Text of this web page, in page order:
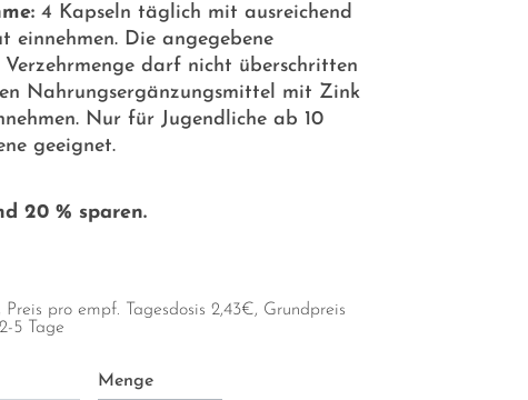
4 Kapseln täglich mit ausreichend
einnehmen. Die angegebene
darf nicht überschritten
Nahrungsergänzungsmittel mit Zink
Nur für Jugendliche ab 10
geeignet.
20 % sparen.
, Preis pro empf. Tagesdosis 2,43€, Grundpreis
5 Tage
Menge